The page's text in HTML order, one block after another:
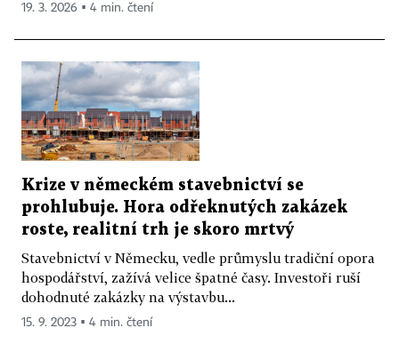
19. 3. 2026 ▪ 4 min. čtení
Krize v německém stavebnictví se
prohlubuje. Hora odřeknutých zakázek
roste, realitní trh je skoro mrtvý
Stavebnictví v Německu, vedle průmyslu tradiční opora
hospodářství, zažívá velice špatné časy. Investoři ruší
dohodnuté zakázky na výstavbu...
15. 9. 2023 ▪ 4 min. čtení